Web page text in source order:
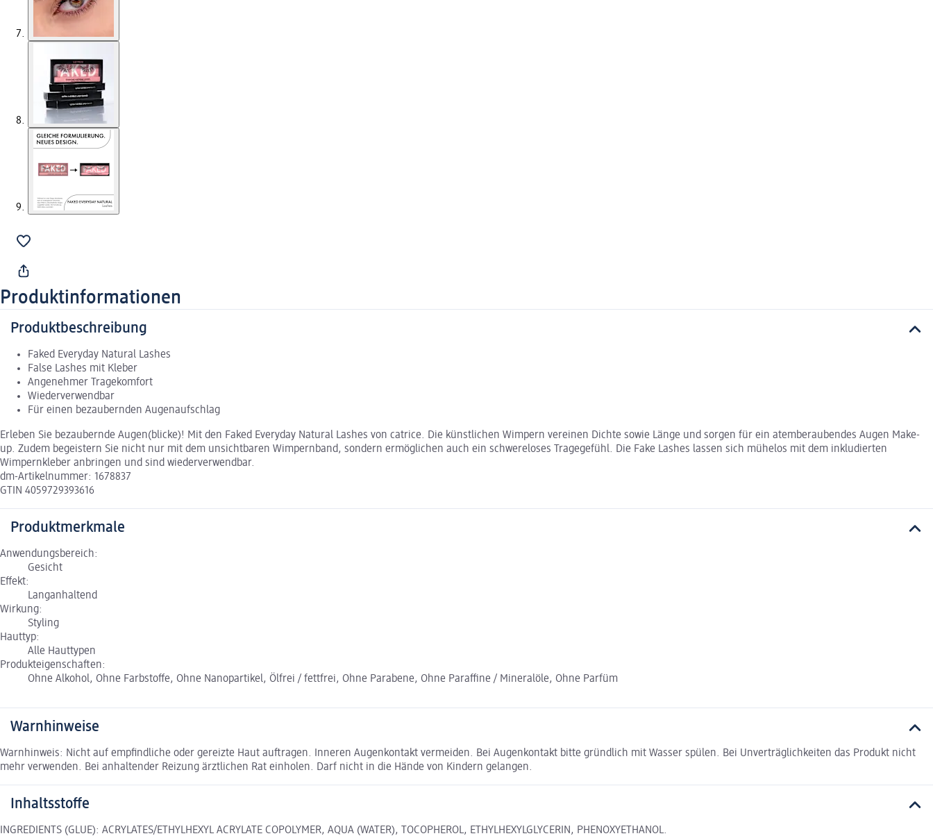
Produktinformationen
Produktbeschreibung
Faked Everyday Natural Lashes
False Lashes mit Kleber
Angenehmer Tragekomfort
Wiederverwendbar
Für einen bezaubernden Augenaufschlag
Erleben Sie bezaubernde Augen(blicke)! Mit den Faked Everyday Natural Lashes von catrice. Die künstlichen Wimpern vereinen Dichte sowie Länge und sorgen für ein atemberaubendes Augen Make-
up. Zudem begeistern Sie nicht nur mit dem unsichtbaren Wimpernband, sondern ermöglichen auch ein schwereloses Tragegefühl. Die Fake Lashes lassen sich mühelos mit dem inkludierten
Wimpernkleber anbringen und sind wiederverwendbar.
dm-Artikelnummer: 1678837
GTIN 4059729393616
Produktmerkmale
Anwendungsbereich:
Gesicht
Effekt:
Langanhaltend
Wirkung:
Styling
Hauttyp:
Alle Hauttypen
Produkteigenschaften:
Ohne Alkohol, Ohne Farbstoffe, Ohne Nanopartikel, Ölfrei / fettfrei, Ohne Parabene, Ohne Paraffine / Mineralöle, Ohne Parfüm
Warnhinweise
Warnhinweis: Nicht auf empfindliche oder gereizte Haut auftragen. Inneren Augenkontakt vermeiden. Bei Augenkontakt bitte gründlich mit Wasser spülen. Bei Unverträglichkeiten das Produkt nicht
mehr verwenden. Bei anhaltender Reizung ärztlichen Rat einholen. Darf nicht in die Hände von Kindern gelangen.
Inhaltsstoffe
INGREDIENTS (GLUE): ACRYLATES/ETHYLHEXYL ACRYLATE COPOLYMER, AQUA (WATER), TOCOPHEROL, ETHYLHEXYLGLYCERIN, PHENOXYETHANOL.